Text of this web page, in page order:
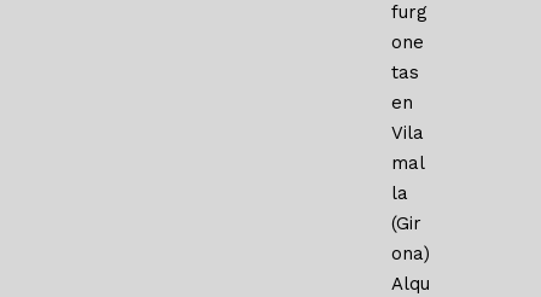
furg
one
tas
en
Vila
mal
la
(Gir
ona)
Alqu